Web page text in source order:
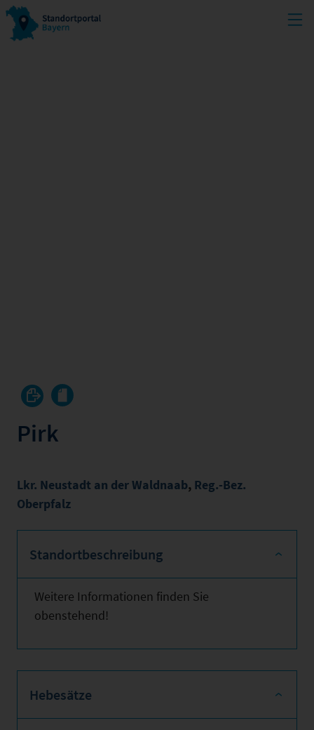
Pirk
Lkr. Neustadt an der Waldnaab, Reg.-Bez.
Oberpfalz
Standortbeschreibung
Weitere Informationen finden Sie
obenstehend!
Hebesätze